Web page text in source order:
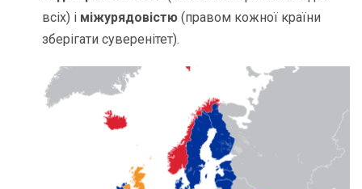
всіх) і міжурядовістю (правом кожної країни
зберігати суверенітет).